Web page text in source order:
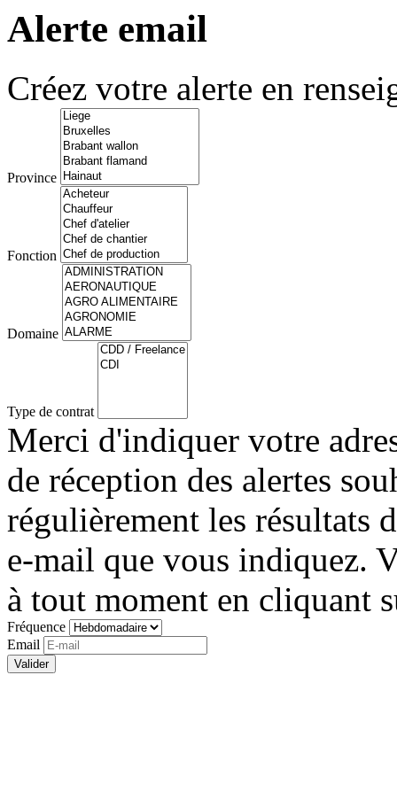
Alerte email
Créez votre alerte en
Province
Fonction
Domaine
Type de contrat
Merci d'indiquer votre
de réception des alertes
régulièrement les résultats
e-mail que vous indiquez.
à tout moment en cliquant
Fréquence
Email
Valider